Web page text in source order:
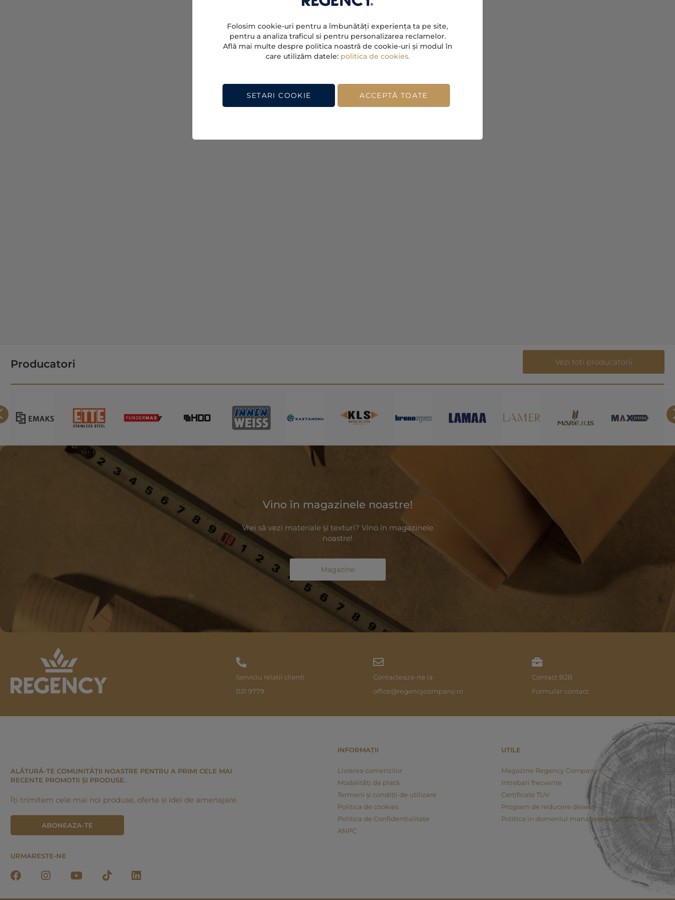
Producatori Vezi toti producatorii
Vino în magazinele noastre!
Vrei să vezi materiale și texturi? Vino în magazinele
noastre!
Magazine
Serviciu relatii clienti
021 9779
Contacteaza-ne la
office@regencycompany.ro
Contact B2B
Formular contact
ALĂTURĂ-TE COMUNITĂȚII NOASTRE PENTRU A PRIMI CELE MAI
RECENTE PROMOTII ȘI PRODUSE.
Îți trimitem cele mai noi produse, oferte și idei de amenajare.
ABONEAZA-TE
URMARESTE-NE
INFORMAȚII
Livrarea comenzilor
Modalități de plată
Termeni și condiții de utilizare
Politica de cookies
Politica de Confidențialitate
ANPC
UTILE
Magazine Regency Company
Intrebari frecvente
Certificate TUV
Program de reducere deseuri
Politica in domeniul managementului integrat